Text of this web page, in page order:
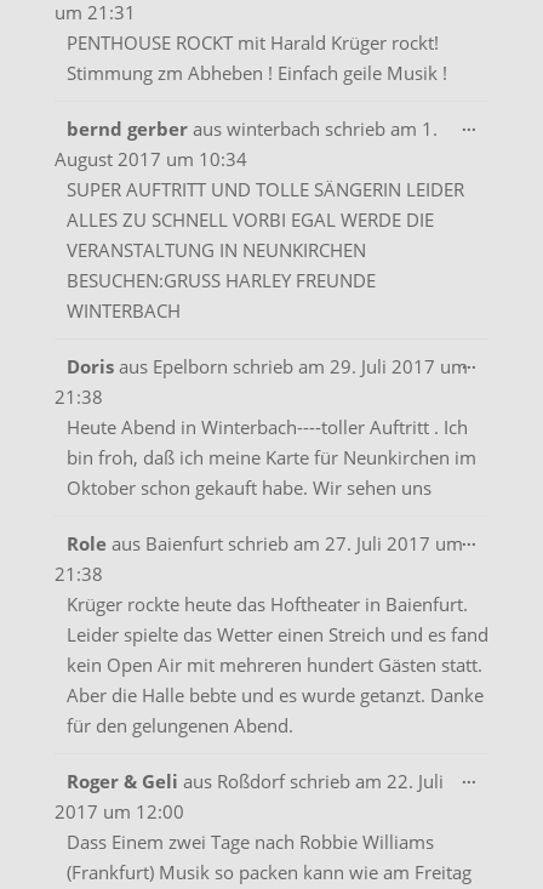
um 21:31
PENTHOUSE ROCKT mit Harald Krüger rockt!
Stimmung zm Abheben ! Einfach geile Musik !
bernd gerber aus winterbach schrieb am 1.
August 2017 um 10:34
SUPER AUFTRITT UND TOLLE SÄNGERIN LEIDER
ALLES ZU SCHNELL VORBI EGAL WERDE DIE
VERANSTALTUNG IN NEUNKIRCHEN
BESUCHEN:GRUSS HARLEY FREUNDE
WINTERBACH
...
Doris aus Epelborn schrieb am 29. Juli 2017 um
21:38
Heute Abend in Winterbach----toller Auftritt . Ich
bin froh, daß ich meine Karte für Neunkirchen im
Oktober schon gekauft habe. Wir sehen uns
...
Role aus Baienfurt schrieb am 27. Juli 2017 um
21:38
Krüger rockte heute das Hoftheater in Baienfurt.
Leider spielte das Wetter einen Streich und es fand
kein Open Air mit mehreren hundert Gästen statt.
Aber die Halle bebte und es wurde getanzt. Danke
für den gelungenen Abend.
...
Roger & Geli aus Roßdorf schrieb am 22. Juli
2017 um 12:00
Dass Einem zwei Tage nach Robbie Williams
(Frankfurt) Musik so packen kann wie am Freitag
...